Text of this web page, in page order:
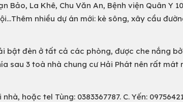
La Khê, Chu Văn An, Bệnh viện Quân Y
nhiều dự án mới: kè sông, xây cầu
bật đèn ở tất cả các phòng, được che nắng
sau 3 toà nhà chung cư Hải Phát nên rất mát
hoặc tel Tùng: 0383367787. C. Yến: